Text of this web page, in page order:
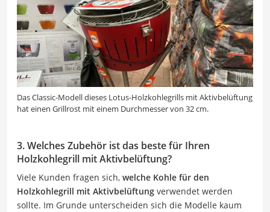
Das Classic-Modell dieses Lotus-Holzkohlegrills mit Aktivbelüftung
hat einen Grillrost mit einem Durchmesser von 32 cm.
3. Welches Zubehör ist das beste für Ihren
Holzkohlegrill mit Aktivbelüftung?
Viele Kunden fragen sich, welche Kohle für den
Holzkohlegrill mit Aktivbelüftung verwendet werden
sollte. Im Grunde unterscheiden sich die Modelle kaum